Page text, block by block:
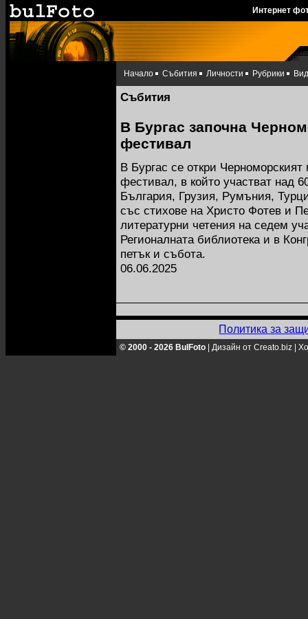
Интернет
Начало Събития Личности Рубрики
Събития
В Бургас започна
фестивал
В Бургас се откри
фестивал, в който участват над
България, Грузия, Румъния,
със стихове на Христо Фотев и
литературни четения на седем
Регионалната библиотека и в
петък и събота.
06.06.2025
Политика за
© 2000 - 2026 BulFoto Дизайн от Creato.biz